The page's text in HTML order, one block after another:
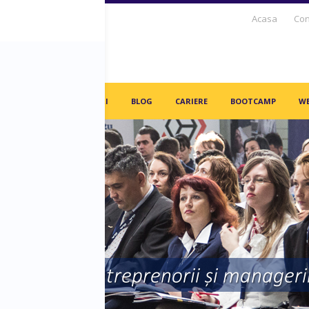
Acasa
PARTENERI BLOG CARIERE BOOTCAMP